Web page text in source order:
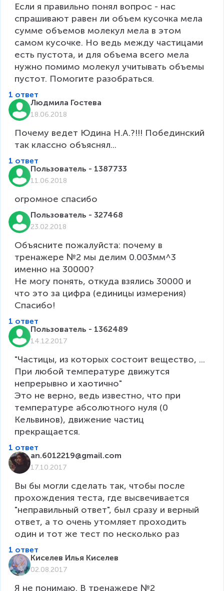
Если я правильно понял вопрос - нас
спрашивают равен ли объем кусочка мела
сумме объемов молекул мела в этом
самом кусочке. Но ведь между частицами
есть пустота, и для объема всего мела
нужно помимо молекул учитывать объемы
пустот. Помогите разобраться.
1 ответ
Людмила Гостева
18.06.2018
Почему ведет Юдина Н.А.?!!! Побединский
так классно объяснял...
1 ответ
Пользователь - 1387733
11.06.2018
огромное спасибо
Пользователь - 327468
23.02.2018
Объясните пожалуйста: почему в
тренажере №2 мы делим 0.003мм^3
именно на 30000?
Не могу понять, откуда взялись 30000 и
что это за цифра (единицы измерения)
Спасибо!
1 ответ
Пользователь - 1362489
14.12.2017
"Частицы, из которых состоит вещество, ...
При любой температуре движутся
непрерывно и хаотично"
Это не верно, ведь известно, что при
температуре абсолютного нуля (0
Кельвинов), движение частиц
прекращается.
1 ответ
an.6012219@gmail.com
17.10.2017
Вы бы могли сделать так, чтобы после
прохождения теста, где высвечивается
"неправильный ответ", был сразу и верный
ответ, а то очень утомляет проходить
один и тот же тест по несколько раз
1 ответ
Киселев Илья Киселев
02.08.2017
Я не понимаю. В тренажере №2